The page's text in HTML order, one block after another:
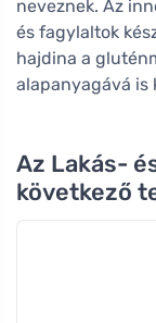
neveznek. Az
és fagylaltok
hajdina a
alapanyagává is
Az Lakás-
következő